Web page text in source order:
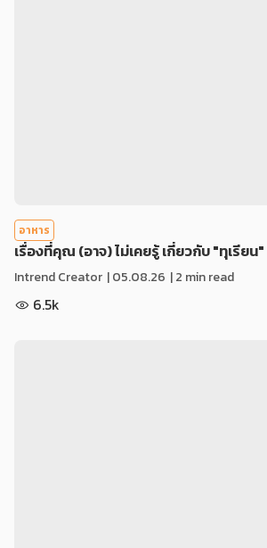
อาหาร
เรื่องที่คุณ (อาจ) ไม่เคยรู้ เกี่ยวกับ "ทุเรียน"
Intrend Creator |05.08.26 | 2 min read
6.5k